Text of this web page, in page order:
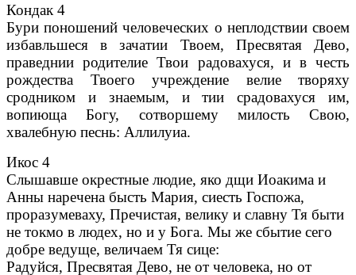
Кондак 4
Бури поношений человеческих о неплодствии своем
избавльшеся в зачатии Твоем, Пресвятая Дево,
праведнии родителие Твои радовахуся, и в честь
рождества Твоего учреждение велие творяху
сродником и знаемым, и тии срадовахуся им,
вопиюща Богу, сотворшему милость Свою,
хвалебную песнь: Аллилуиа.
Икос 4
Слышавше окрестные людие, яко дщи Иоакима и
Анны наречена бысть Мария, сиесть Госпожа,
проразумеваху, Пречистая, велику и славну Тя быти
не токмо в людех, но и у Бога. Мы же сбытие сего
добре ведуще, величаем Тя сице:
Радуйся, Пресвятая Дево, не от человека, но от